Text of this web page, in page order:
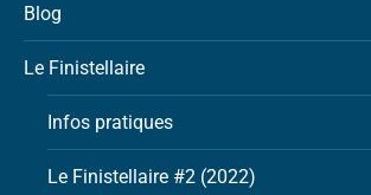
Blog
Le Finistellaire
Infos pratiques
Le Finistellaire #2 (2022)